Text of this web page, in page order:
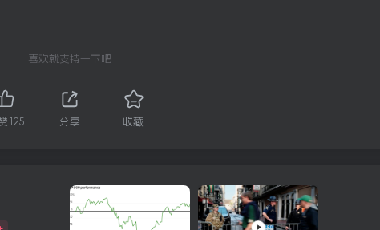
喜欢就支持一下吧
125 分享 收藏